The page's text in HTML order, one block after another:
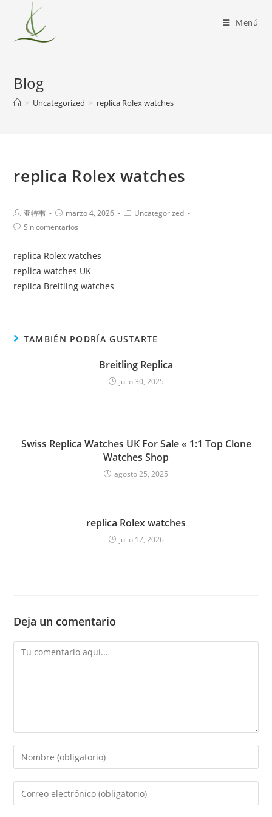
Menú
Blog
> Uncategorized > replica Rolex watches
replica Rolex watches
亚特韦 marzo 4, 2026
Uncategorized
Sin comentarios
replica Rolex watches
replica watches UK
replica Breitling watches
TAMBIÉN PODRÍA GUSTARTE
Breitling Replica
julio 30, 2025
Swiss Replica Watches UK For Sale « 1:1 Top Clone
Watches Shop
agosto 25, 2025
replica Rolex watches
julio 17, 2026
Deja un comentario